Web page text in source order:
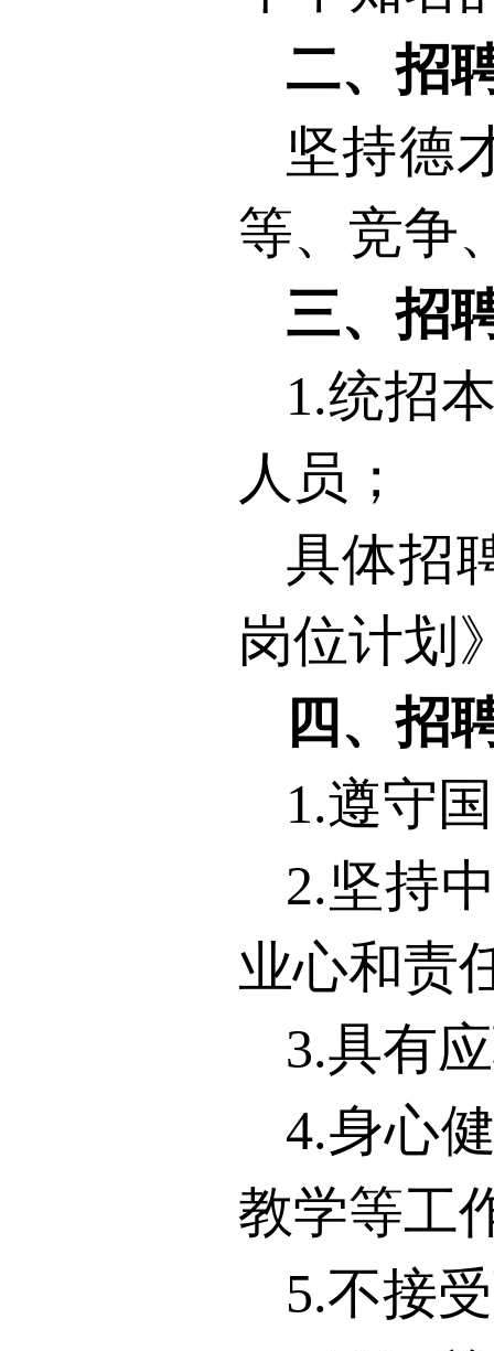
二、招
坚持德
等、竞争
三、招
1.统招
人员；
具体招
岗位计划
四、招
1.遵守
2.坚持
业心和责
3.具有
4.身心
教学等工
5.不接